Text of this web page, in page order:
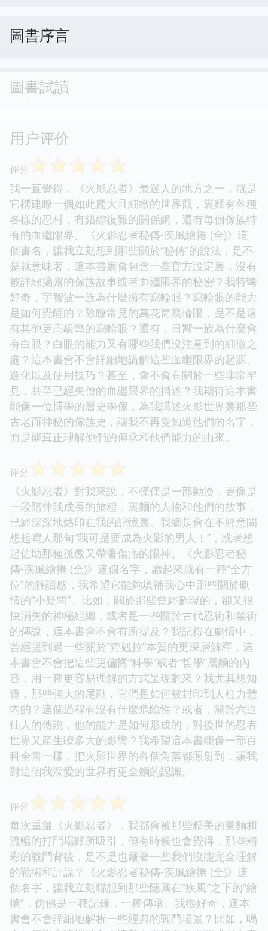
圖書序言
圖書試讀
用户评价
评分 ☆☆☆☆☆
我一直覺得，《火影忍者》最迷人的地方之一，就是
它構建瞭一個如此龐大且細緻的世界觀，裏麵有各種
各樣的忍村，有錯綜復雜的關係網，還有每個傢族特
有的血繼限界。《火影忍者秘傳-疾風繪捲 (全)》這
個書名，讓我立刻想到那些關於“秘傳”的說法，是不
是就意味著，這本書裏會包含一些官方設定裏，沒有
被詳細揭露的傢族故事或者血繼限界的秘密？我特彆
好奇，宇智波一族為什麼擁有寫輪眼？寫輪眼的能力
是如何覺醒的？除瞭常見的萬花筒寫輪眼，是不是還
有其他更高級彆的寫輪眼？還有，日嚮一族為什麼會
有白眼？白眼的能力又有哪些我們沒注意到的細微之
處？這本書會不會詳細地講解這些血繼限界的起源、
進化以及使用技巧？甚至，會不會有關於一些非常罕
見，甚至已經失傳的血繼限界的描述？我期待這本書
能像一位博學的曆史學傢，為我講述火影世界裏那些
古老而神秘的傢族史，讓我不再隻知道他們的名字，
而是能真正理解他們的傳承和他們能力的由來。
评分 ☆☆☆☆☆
《火影忍者》對我來說，不僅僅是一部動漫，更像是
一段陪伴我成長的旅程，裏麵的人物和他們的故事，
已經深深地烙印在我的記憶裏。我總是會在不經意間
想起鳴人那句“我可是要成為火影的男人！”，或者想
起佐助那種孤傲又帶著傷痛的眼神。《火影忍者秘
傳-疾風繪捲 (全)》這個名字，聽起來就有一種“全方
位”的解讀感，我希望它能夠填補我心中那些關於劇
情的“小疑問”。比如，關於那些曾經齣現的，卻又很
快消失的神秘組織，或者是一些關於古代忍術和禁術
的傳說，這本書會不會有所提及？我記得在劇情中，
曾經提到過一些關於“查剋拉”本質的更深層解釋，這
本書會不會把這些更偏嚮“科學”或者“哲學”層麵的內
容，用一種更容易理解的方式呈現齣來？我尤其想知
道，那些強大的尾獸，它們是如何被封印到人柱力體
內的？這個過程有沒有什麼危險性？或者，關於六道
仙人的傳說，他的能力是如何形成的，對後世的忍者
世界又産生瞭多大的影響？我希望這本書能像一部百
科全書一樣，把火影世界的各個角落都照射到，讓我
對這個我深愛的世界有更全麵的認識。
评分 ☆☆☆☆☆
每次重溫《火影忍者》，我都會被那些精美的畫麵和
流暢的打鬥場麵所吸引，但有時候也會覺得，那些精
彩的戰鬥背後，是不是也藏著一些我們沒能完全理解
的戰術和計謀？《火影忍者秘傳-疾風繪捲 (全)》這
個名字，讓我立刻聯想到那些隱藏在“疾風”之下的“繪
捲”，仿佛是一種記錄，一種傳承。我很好奇，這本
書會不會詳細地解析一些經典的戰鬥場景？比如，鳴